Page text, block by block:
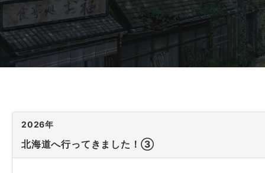
2026年
北海道へ行ってきました！③